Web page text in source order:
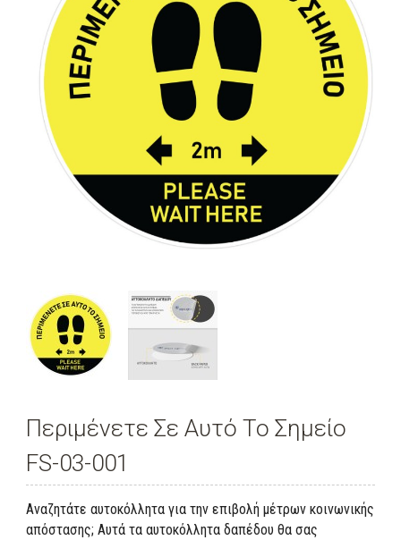
Περιμένετε Σε Αυτό Το Σημείο
FS-03-001
Αναζητάτε αυτοκόλλητα για την επιβολή μέτρων κοινωνικής
απόστασης; Αυτά τα αυτοκόλλητα δαπέδου θα σας